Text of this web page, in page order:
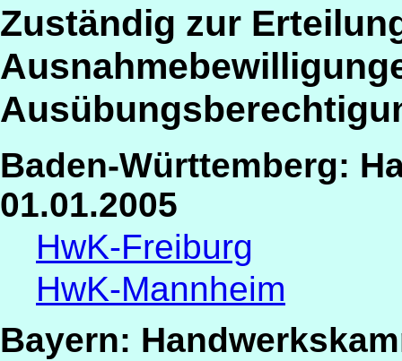
Zuständig zur
Baden-Württemberg:
01.01.2005
HwK-Freiburg
HwK-Mannheim
Bayern: